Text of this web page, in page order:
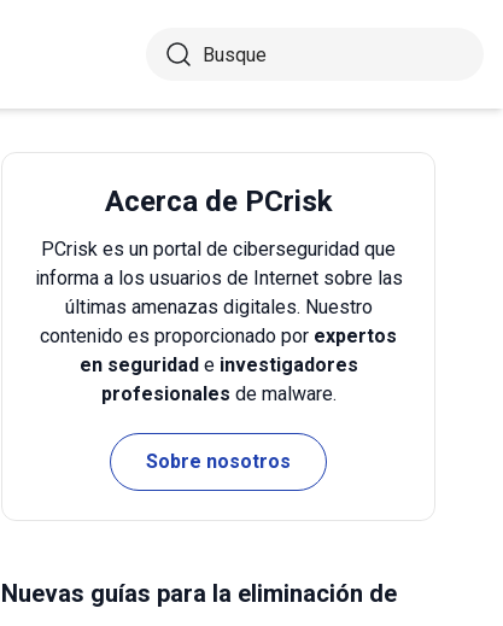
Acerca de PCrisk
PCrisk es un portal de ciberseguridad que
informa a los usuarios de Internet sobre las
últimas amenazas digitales. Nuestro
contenido es proporcionado por expertos
en seguridade investigadores
profesionales de malware.
Sobre nosotros
Nuevas guías para la eliminación de